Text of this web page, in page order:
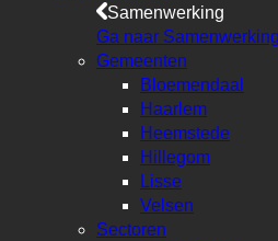
Samenwerking
Ga naar Samenwerking
Gemeenten
Bloemendaal
Haarlem
Heemstede
Hillegom
Lisse
Velsen
Sectoren